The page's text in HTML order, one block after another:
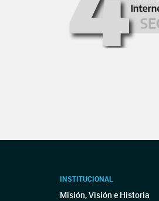
INSTITUCIONAL
Misión, Visión e Historia